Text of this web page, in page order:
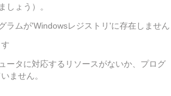
しょう）。
ラムが'Windowsレジストリ'に存在しません
ータに対応するリソースがないか、プログ
ません。